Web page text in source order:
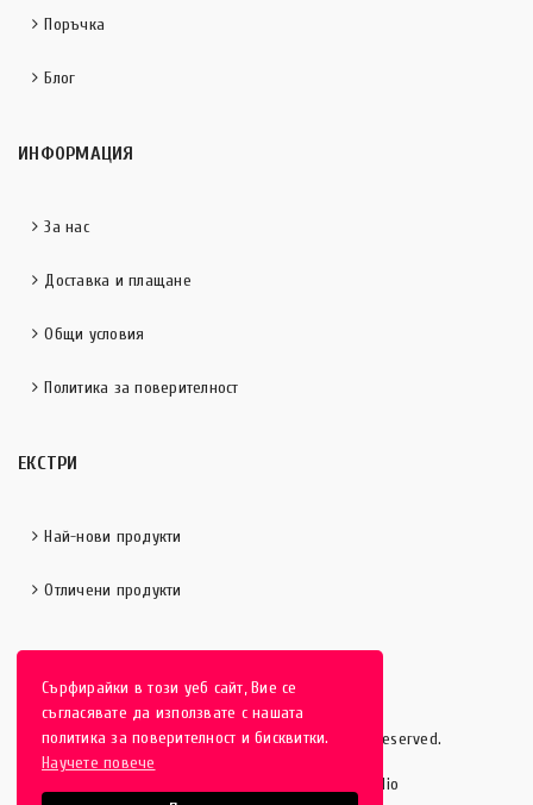
Сърфирайки в този уеб сайт, Вие се
съгласявате да използвате с нашата
политика за поверителност и бисквитки.
Научете повече
Поръчка
Блог
ИНФОРМАЦИЯ
За нас
Доставка и плащане
Общи условия
Политика за поверителност
ЕКСТРИ
Най-нови продукти
Отличени продукти
HobbyEver.com© 2016-2025 - All rights reserved.
Изработка на уеб сайт от Vipe Studio